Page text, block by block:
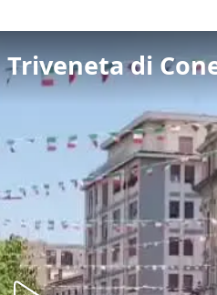
di